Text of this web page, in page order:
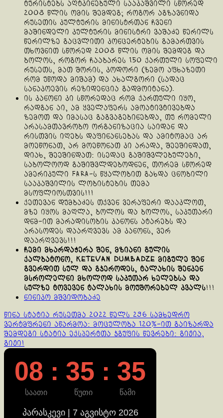
ტურისტებს აღტკინებული სააკაშვილი სწორედ
2008 წლის ომის შემდეგ; როგორ აგზავნიდა
რუსეთის კულტურის მინისტრთან ჩვენი
მაშინდელი კულტურის მინისტრი ვაშაძე წერილს
წერილზე გაცვლითი კონცერტების გამართვის
თხოვნით სწორედ 2008 წლის ომის შემდეგ და
ბოლოს, როგორ ჩააბარეს 150 ქართული სოფელი
რუსეთს, მათ შორის, კოდორი (ზემო აფხაზეთი
რომ უწოდა მიშამ) და ახალგორი (სადაც
სანაკოევის რეზიდენცია გადმოიტანა).
ის კანონი კი სწორედაც რომ ქართული იყო,
რადგან აი, ამ ყველაფერს ამოატივტივებდა
ზემოთ და იმასაც გაგვაგებინებდა, თუ რომელი
არასამთავრობო ორგანიზაცია საიდან და
რისთვის იღებს დაფინანსებას და ამიტომაც არ
მოეწონათ, არ მოეწონათ კი არადა, შეეშინდათ,
დიახ, შეეშინდათ: ისედაც გაშიშვლებულები,
საბოლოოდ გაშიშვლდებოდნენ, თორემ სწორედ
ამერიკული FARA-ს წყალობით გახდა ცნობილი
სააკაშვილის ლობისტების თემა
მსოფლიოსთვის!!!
ქეთევან დუმბაძეს თქვენ ვერაფერი დააკლოთ,
მზე იყოს მაღლა, ბოლოს და ბოლოს, საკუთარი
დნმ-ით მარადისობის კანონს ატარებს და
არასოდეს დაარღვევს ამ კანონს, ვერ
დაარღვევს!!!
ჩემი მხარდაჭერა შენ, მზიანი გულის
ქალბატონო, Ketevan Dumbadze მიგულე შენ
გვერდით სულ და გჯეროდეს, ტალახის შენკენ
მსროლელნი მხოლოდ საკუთარ ხელებსა და
სულზე ტოვევენ ტალახის მოუშორებელ კვალს!!!
ნინიკო მშვიდობაძე
Continue
Reading
წინა სტატია რუსეთმა 2022 წელს 296 სამხედრო
ვერტმფრენი აწარმოა: მოცულობა 120%-ით გაიზარდა
შემდეგი სტატია ექსპერტთა ჯგუფის წევრები: გიჟია,
გიჟი!
08 : 35 : 36
საათი წუთი წამი
პარასკევი | 7 აგვისტო 2026